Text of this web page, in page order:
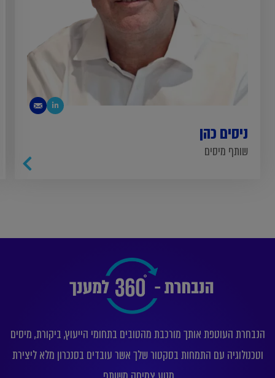
ניסים כהן
שותף מיסים
הנבחרת העוטפת אותך מורכבת מהטובים בתחומי הייעוץ, ביקורת, מיסים
וטכנולוגיה עם התמחות בסקטור שלך אשר עובדים בסנכרון מלא ליצירת